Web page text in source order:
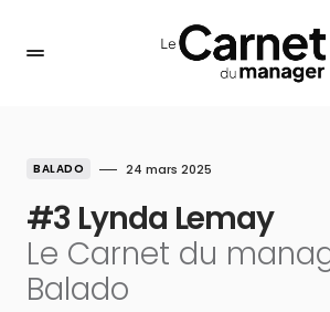
BALADO 24 mars 2025
#3 Lynda Lemay
Le Carnet du
Balado